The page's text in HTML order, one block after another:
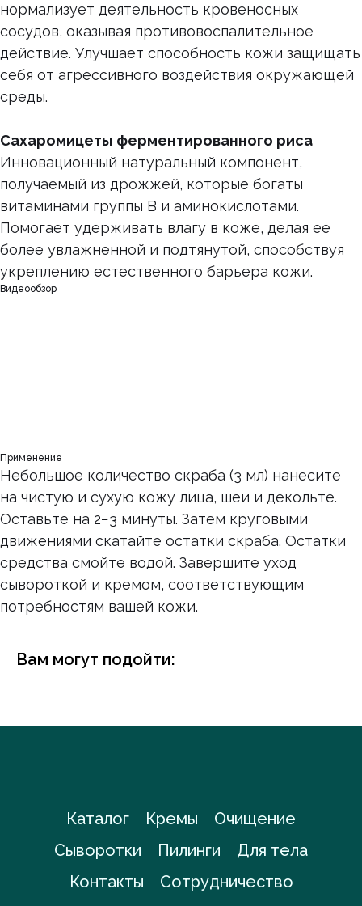
нормализует деятельность кровеносных
сосудов, оказывая противовоспалительное
действие. Улучшает способность кожи защищать
себя от агрессивного воздействия окружающей
среды.
Сахаромицеты ферментированного риса
Инновационный натуральный компонент,
получаемый из дрожжей, которые богаты
витаминами группы В и аминокислотами.
Помогает удерживать влагу в коже, делая ее
более увлажненной и подтянутой, способствуя
укреплению естественного барьера кожи.
Видеообзор
Применение
Небольшое количество скраба (3 мл) нанесите
на чистую и сухую кожу лица, шеи и декольте.
Оставьте на 2−3 минуты. Затем круговыми
движениями скатайте остатки скраба. Остатки
средства смойте водой. Завершите уход
сывороткой и кремом, соответствующим
потребностям вашей кожи.
Вам могут подойти:
Каталог Кремы
Очищение
Сыворотки
Пилинги
Для тела
Контакты
Сотрудничество